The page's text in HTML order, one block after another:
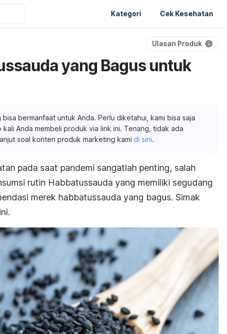
Kategori Cek Kesehatan
Ulasan Produk
yang Bagus untuk
bermanfaat untuk Anda. Perlu diketahui, kami bisa saja
Anda membeli produk via link ini. Tenang, tidak ada
soal konten produk marketing kami di sini.
pada saat pandemi sangatlah penting, salah
rutin Habbatussauda yang memiliki segudang
merek habbatussauda yang bagus. Simak